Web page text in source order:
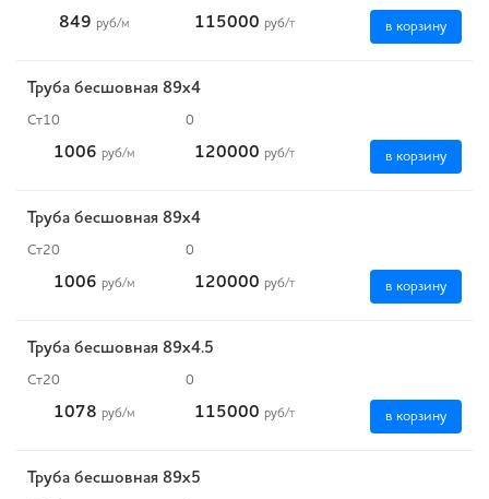
849 руб/м 115000 руб/т в корзину
Труба бесшовная 89х4
Ст10 0
1006 руб/м 120000 руб/т в корзину
Труба бесшовная 89х4
Ст20 0
1006 руб/м 120000 руб/т в корзину
Труба бесшовная 89х4.5
Ст20 0
1078 руб/м 115000 руб/т в корзину
Труба бесшовная 89х5